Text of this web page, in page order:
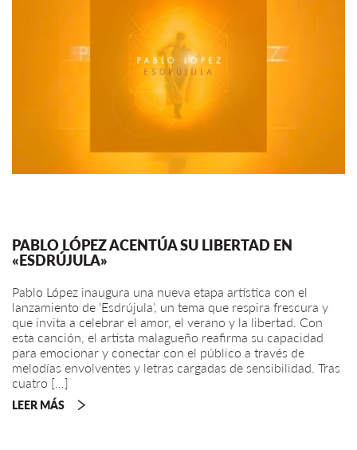
PABLO LÓPEZ ACENTÚA SU LIBERTAD EN
«ESDRÚJULA»
Pablo López inaugura una nueva etapa artística con el
lanzamiento de ‘Esdrújula’, un tema que respira frescura y
que invita a celebrar el amor, el verano y la libertad. Con
esta canción, el artista malagueño reafirma su capacidad
para emocionar y conectar con el público a través de
melodías envolventes y letras cargadas de sensibilidad. Tras
cuatro […]
LEER MÁS